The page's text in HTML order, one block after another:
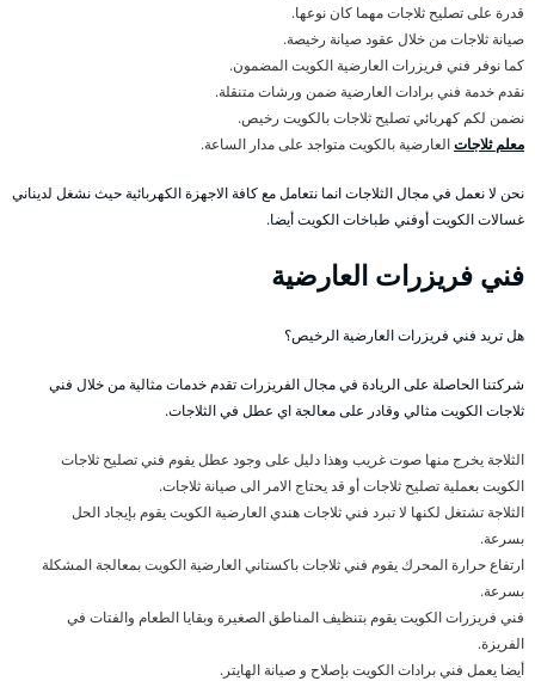
قدرة على تصليح ثلاجات مهما كان نوعها.
صيانة ثلاجات من خلال عقود صيانة رخيصة.
كما نوفر فني فريزرات العارضية الكويت المضمون.
نقدم خدمة فني برادات العارضية ضمن ورشات متنقلة.
نضمن لكم كهربائي تصليح ثلاجات بالكويت رخيص.
معلم ثلاجاتالعارضية بالكويت متواجد على مدار الساعة.
نحن لا نعمل في مجال الثلاجات انما نتعامل مع كافة الاجهزة الكهربائية حيث نشغل لديناني
غسالات الكويت أوفني طباخات الكويت أيضا.
فني فريزرات العارضية
هل تريد فني فريزرات العارضية الرخيص؟
شركتنا الحاصلة على الريادة في مجال الفريزرات تقدم خدمات مثالية من خلال فني
ثلاجات الكويت مثالي وقادر على معالجة اي عطل في الثلاجات.
الثلاجة يخرج منها صوت غريب وهذا دليل على وجود عطل يقوم فني تصليح ثلاجات
الكويت بعملية تصليح ثلاجات أو قد يحتاج الامر الى صيانة ثلاجات.
الثلاجة تشتغل لكنها لا تبرد فني ثلاجات هندي العارضية الكويت يقوم بإيجاد الحل
بسرعة.
ارتفاع حرارة المحرك يقوم فني ثلاجات باكستاني العارضية الكويت بمعالجة المشكلة
بسرعة.
فني فريزرات الكويت يقوم بتنظيف المناطق الصغيرة وبقايا الطعام والفتات في
الفريزة.
أيضا يعمل فني برادات الكويت بإصلاح و صيانة الهايتر.